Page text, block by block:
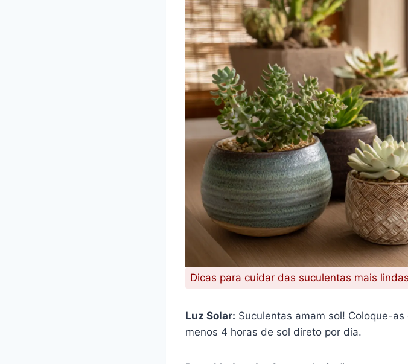
Dicas para cuidar das suculentas mais
Luz Solar: Suculentas amam sol! Coloque-
menos 4 horas de sol direto por dia.